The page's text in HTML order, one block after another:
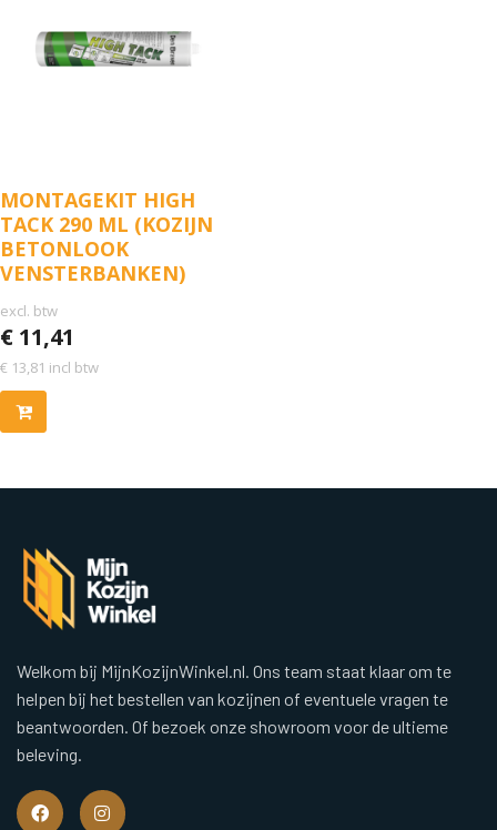
MONTAGEKIT HIGH
TACK 290 ML (KOZIJN
BETONLOOK
VENSTERBANKEN)
excl. btw
€ 11,41
€ 13,81 incl btw
Welkom bij MijnKozijnWinkel.nl. Ons team staat klaar om te
helpen bij het bestellen van kozijnen of eventuele vragen te
beantwoorden. Of bezoek onze showroom voor de ultieme
beleving.